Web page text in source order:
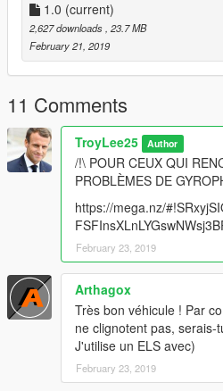
1.0 (current)
2,627 downloads , 23.7 MB
February 21, 2019
11 Comments
TroyLee25 Author
/!\ POUR CEUX QUI
PROBLÈMES DE
https://mega.nz/
February 23, 2019
Arthagox
Très bon véhicule ! Par
ne clignotent pas, serais-
J'utilise un ELS avec)
February 23, 2019